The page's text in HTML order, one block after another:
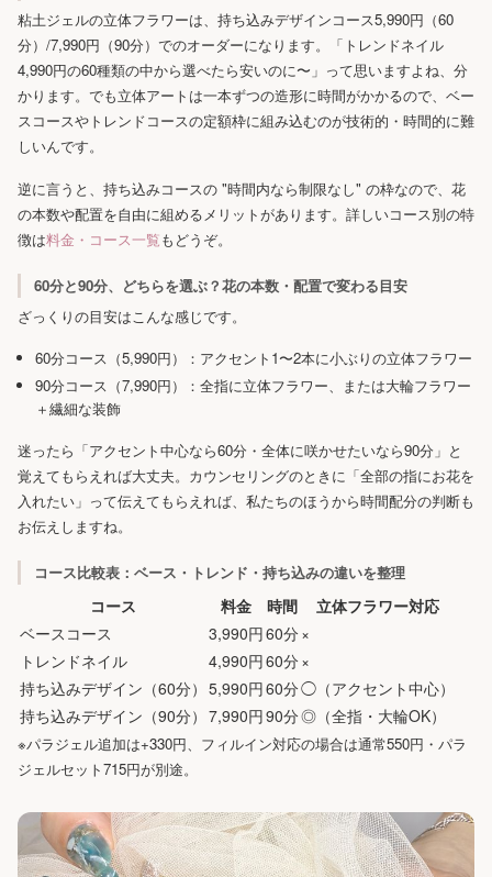
粘土ジェルの立体フラワーは、持ち込みデザインコース5,990円（60
分）/7,990円（90分）でのオーダーになります。「トレンドネイル
4,990円の60種類の中から選べたら安いのに〜」って思いますよね、分
かります。でも立体アートは一本ずつの造形に時間がかかるので、ベー
スコースやトレンドコースの定額枠に組み込むのが技術的・時間的に難
しいんです。
逆に言うと、持ち込みコースの "時間内なら制限なし" の枠なので、花
の本数や配置を自由に組めるメリットがあります。詳しいコース別の特
徴は料金・コース一覧もどうぞ。
60分と90分、どちらを選ぶ？花の本数・配置で変わる目安
ざっくりの目安はこんな感じです。
60分コース（5,990円）：アクセント1〜2本に小ぶりの立体フラワー
90分コース（7,990円）：全指に立体フラワー、または大輪フラワー
＋繊細な装飾
迷ったら「アクセント中心なら60分・全体に咲かせたいなら90分」と
覚えてもらえれば大丈夫。カウンセリングのときに「全部の指にお花を
入れたい」って伝えてもらえれば、私たちのほうから時間配分の判断も
お伝えしますね。
コース比較表：ベース・トレンド・持ち込みの違いを整理
コース 料金 時間
立体フラワー対応
ベースコース
3,990円60分×
トレンドネイル
4,990円60分×
持ち込みデザイン（60分） 5,990円60分◯（アクセント中心）
持ち込みデザイン（90分） 7,990円90分◎（全指・大輪OK）
※パラジェル追加は+330円、フィルイン対応の場合は通常550円・パラ
ジェルセット715円が別途。